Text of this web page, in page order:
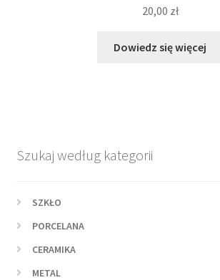
20,00 zł
Dowiedz się więcej
Szukaj według kategorii
SZKŁO
PORCELANA
CERAMIKA
METAL